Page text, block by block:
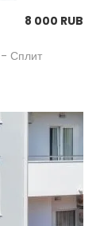
8 000 RUB
Сплит